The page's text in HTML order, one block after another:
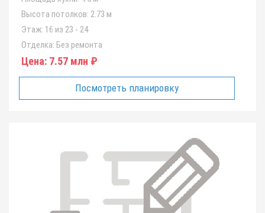
Высота потолков: 2.73 м
Этаж: 16 из 23 - 24
Отделка: Без ремонта
Цена: 7.57 млн ₽
Посмотреть планировку